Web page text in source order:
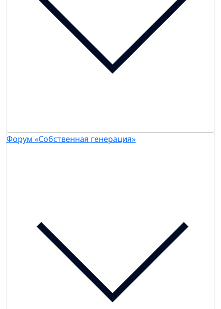
Форум «Собственная генерация»